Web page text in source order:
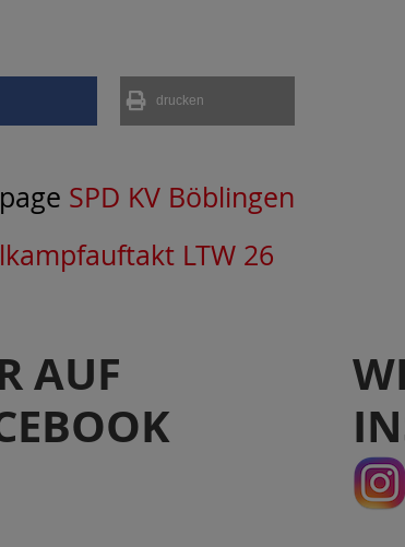
drucken
SPD KV Böblingen
LTW 26
AUF